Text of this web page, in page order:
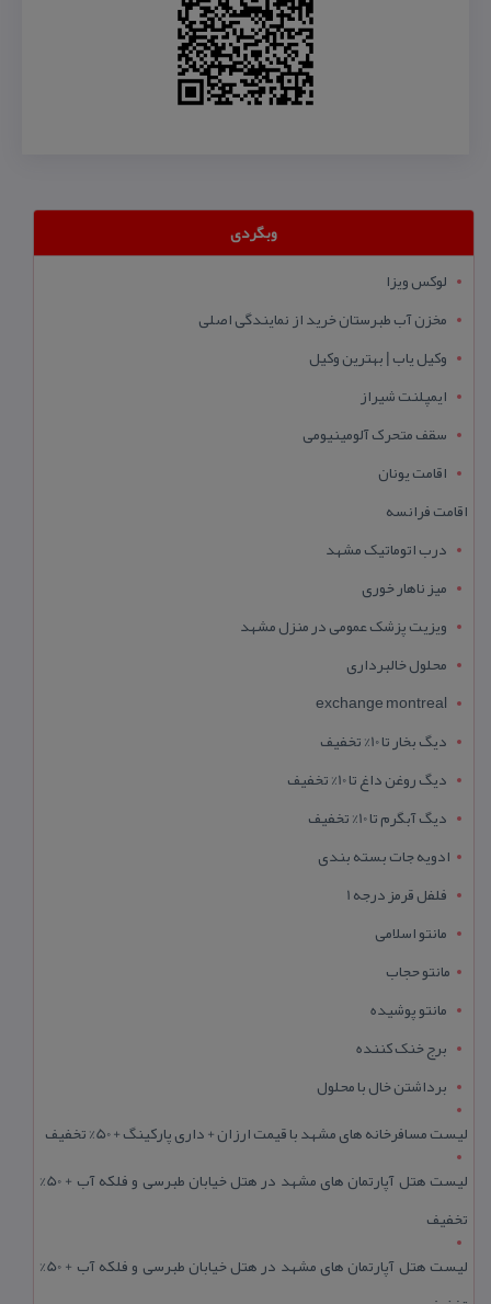
وبگردی
لوکس ویزا
مخزن آب طبرستان خرید از نمایندگی اصلی
وکیل یاب | بهترین وکیل
ایمپلنت شیراز
سقف متحرک آلومینیومی
اقامت یونان
اقامت فرانسه
درب اتوماتیک مشهد
میز ناهار خوری
ویزیت پزشک عمومی در منزل مشهد
محلول خالبرداری
exchange montreal
دیگ بخار تا 10% تخفیف
دیگ روغن داغ تا 10% تخفیف
دیگ آبگرم تا 10% تخفیف
ادویه جات بسته بندی
فلفل قرمز درجه 1
مانتو اسلامی
مانتو حجاب
مانتو پوشیده
برج خنک کننده
برداشتن خال با محلول
لیست مسافرخانه های مشهد با قیمت ارزان + داری پارکینگ + 50% تخفیف
لیست هتل آپارتمان های مشهد در هتل خیابان طبرسی و فلکه آب + 50%
تخفیف
لیست هتل آپارتمان های مشهد در هتل خیابان طبرسی و فلکه آب + 50%